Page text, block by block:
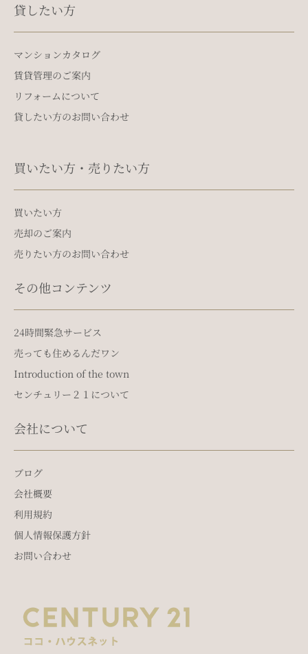
貸したい方
マンションカタログ
賃貸管理のご案内
リフォームについて
貸したい方のお問い合わせ
買いたい方・売りたい方
買いたい方
売却のご案内
売りたい方のお問い合わせ
その他コンテンツ
24時間緊急サービス
売っても住めるんだワン
Introduction of the town
センチュリー２１について
会社について
ブログ
会社概要
利用規約
個人情報保護方針
お問い合わせ